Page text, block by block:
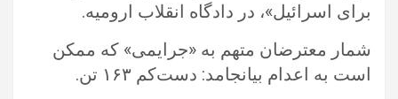
برای اسرائیل»، در دادگاه انقلاب ارومیه.‏
شمار معترضان متهم به «جرایمی» که ممکن
است به اعدام بیانجامد: دست‌کم ۱۶۳ تن. ‏